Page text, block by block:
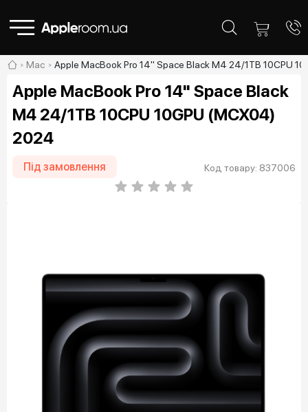
Mac Apple MacBook Pro 14" Space Black M4 24/1TB 10CPU
Apple MacBook Pro 14" Space Black
M4 24/1TB 10CPU 10GPU (MCX04)
2024
Під замовлення Код товару: 837006